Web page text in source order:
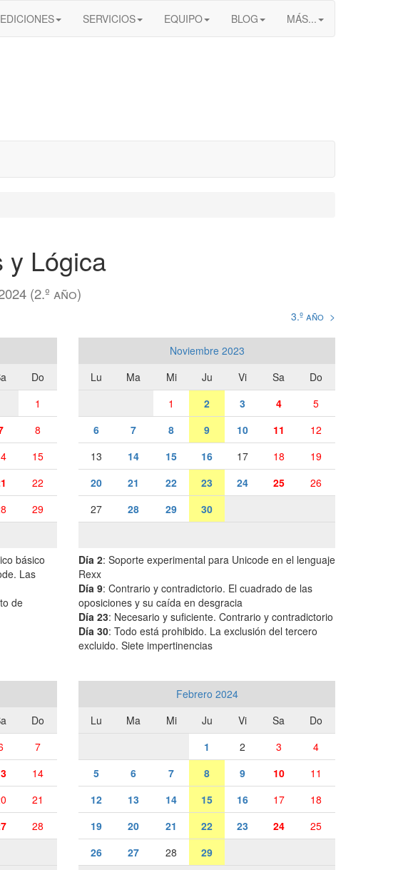
EDICIONES SERVICIOS EQUIPO BLOG MÁS...
y Lógica
(2.º año)
3.º año >
Do
1
8
15
22
29
básico
Las
de
Noviembre 2023
Lu
Ma Mi Ju Vi Sa
Do
1
2 3 4
5
6
7 8 9 10 11
12
13
14 15 16 17 18
19
20
21 22 23 24 25
26
27
28 29 30
Día 2: Soporte experimental para Unicode en el lenguaje
Rexx
Día 9: Contrario y contradictorio. El cuadrado de las
oposiciones y su caída en desgracia
Día 23: Necesario y suficiente. Contrario y contradictorio
Día 30: Todo está prohibido. La exclusión del tercero
excluido. Siete impertinencias
Do
7
14
21
28
Febrero 2024
Lu
Ma Mi Ju Vi Sa
Do
1
2 3
4
5
6 7 8 9 10
11
12
13 14 15 16 17
18
19
20 21 22 23 24
25
26
27 28 29